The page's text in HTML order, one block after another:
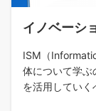
イノベーシ
ISM（
体について学ぶ
を活用していく